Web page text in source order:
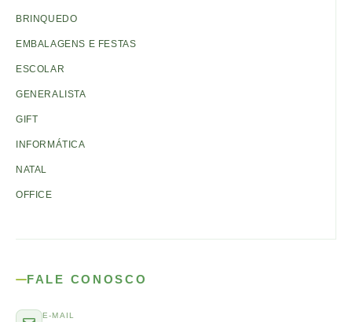
BRINQUEDO
EMBALAGENS E FESTAS
ESCOLAR
GENERALISTA
GIFT
INFORMÁTICA
NATAL
OFFICE
FALE CONOSCO
E-MAIL